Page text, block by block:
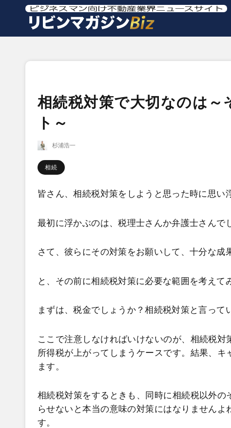
相続税対策で大切なのは
ト～
杉浦浩一
相続
皆さん、相続税対策をしようと思った時に思い
最初に浮かぶのは、税理士さんか弁護士さんで
さて、彼らにその対策をお願いして、十分な成
と、その前に相続税対策に必要な範囲を考えて
まずは、税金でしょうか？相続税対策と言って
ここで注意しなければいけないのが、相続税
所得税が上がってしまうケースです。結果、
ます。
相続税対策をするときも、同時に相続税以外
らせないと本当の意味の対策にはなりません
す。